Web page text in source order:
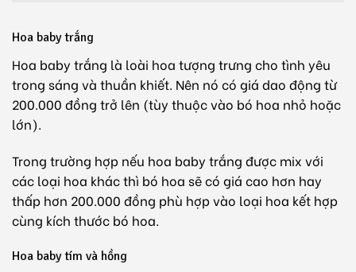
Hoa baby trắng
Hoa baby trắng là loài hoa tượng trưng cho tình yêu
trong sáng và thuần khiết. Nên nó có giá dao động từ
200.000 đồng trở lên (tùy thuộc vào bó hoa nhỏ hoặc
lớn).
Trong trường hợp nếu hoa baby trắng được mix với
các loại hoa khác thì bó hoa sẽ có giá cao hơn hay
thấp hơn 200.000 đồng phù hợp vào loại hoa kết hợp
cùng kích thước bó hoa.
Hoa baby tím và hồng